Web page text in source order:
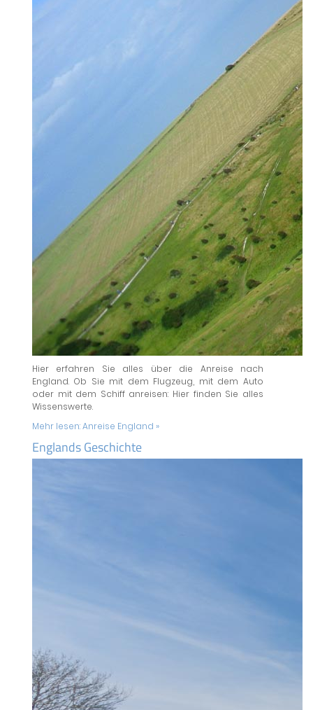
Hier erfahren Sie alles über die Anreise nach
England. Ob Sie mit dem Flugzeug, mit dem Auto
oder mit dem Schiff anreisen: Hier finden Sie alles
Wissenswerte.
Mehr lesen:Anreise England »
Englands Geschichte